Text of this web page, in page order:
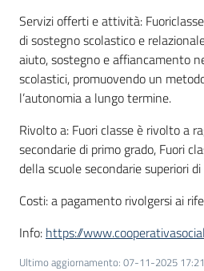
Servizi offerti e attività:
di sostegno scolastico e
aiuto, sostegno e affiancamento
scolastici, promuovendo un
l’autonomia a lungo termine.
Rivolto a: Fuori classe è rivolto a
secondarie di primo grado, Fuori
della scuole secondarie superiori
Costi: a pagamento rivolgersi ai
Info: https://
Ultimo aggiornamento: 07-11-2025 17:21